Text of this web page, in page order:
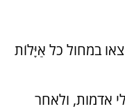
במחול כל אַיָּלוֹת
אדמות, ולאחר